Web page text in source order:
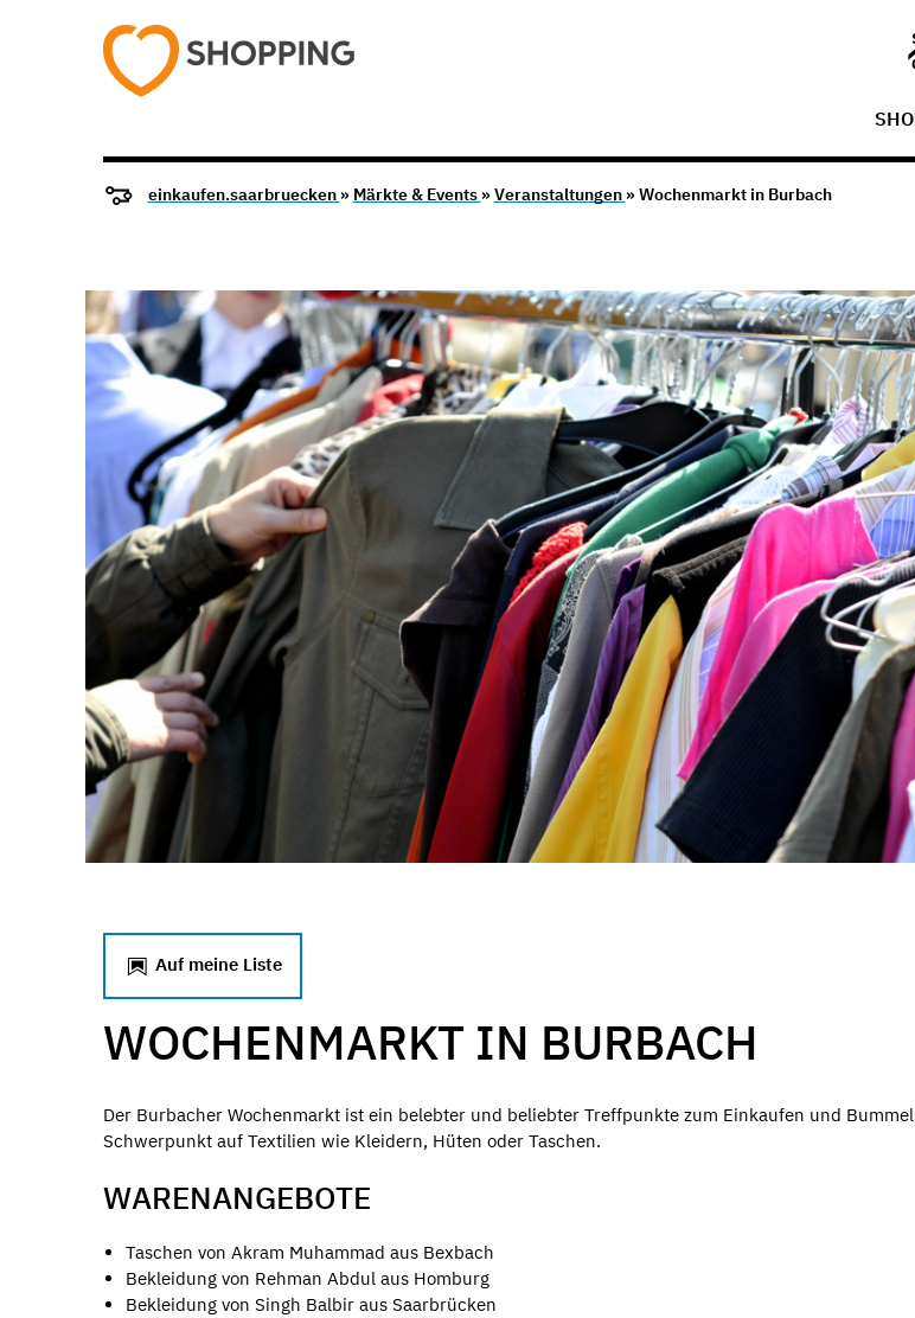
einkaufen.saarbruecken » Märkte & Events »Veranstaltungen » Wochenmarkt in Burbach
Auf meine Liste
WOCHENMARKT IN BURBACH
Der Burbacher Wochenmarkt ist ein belebter und beliebter Treffpunkte zum Einkaufen und
Schwerpunkt auf Textilien wie Kleidern, Hüten oder Taschen.
WARENANGEBOTE
Taschen von Akram Muhammad aus Bexbach
Bekleidung von Rehman Abdul aus Homburg
Bekleidung von Singh Balbir aus Saarbrücken